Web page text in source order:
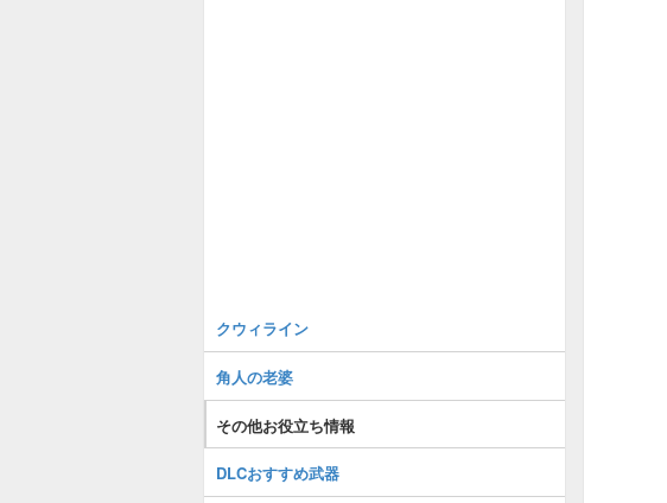
クウィライン
角人の老婆
その他お役立ち情報
DLCおすすめ武器